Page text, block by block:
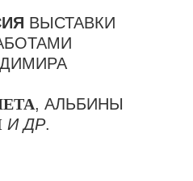
ВЫСТАВКИ
, АЛЬБИНЫ
И ДР.